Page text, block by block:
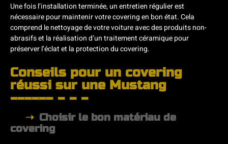
Une fois l’installation terminée, un entretien régulier est
nécessaire pour maintenir votre covering en bon état. Cela
comprend le nettoyage de votre voiture avec des produits non-
abrasifs et la réalisation d’un traitement céramique pour
préserver l’éclat et la protection du covering.
Conseils pour un covering
réussi sur une Mustang
Choisir le bon matériau de
covering